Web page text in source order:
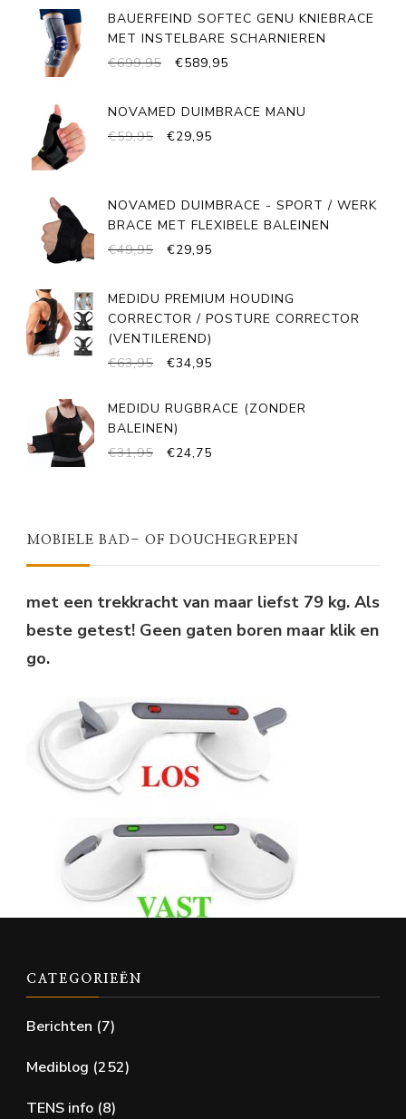
BAUERFEIND SOFTEC GENU KNIEBRACE
MET INSTELBARE SCHARNIEREN
€699,95
OORSPRONKELIJKE
€699,95.
€589,95
€589,95.
NOVAMED DUIMBRACE MANU
€59,95
OORSPRONKELIJKE
€29,95
NOVAMED DUIMBRACE - SPORT / WERK
BRACE MET FLEXIBELE BALEINEN
€49,95
OORSPRONKELIJKE
€49,95.
€29,95
€29,95.
MEDIDU PREMIUM HOUDING
CORRECTOR / POSTURE CORRECTOR
(VENTILEREND)
€63,95
OORSPRONKELIJKE
WAS:
€63,95.
€34,95
IS:
MEDIDU RUGBRACE (ZONDER
BALEINEN)
€31,95
OORSPRONKELIJKE
€24,75
MOBIELE BAD- OF DOUCHEGREPEN
met een trekkracht van maar liefst 79 kg. Als
beste getest! Geen gaten boren maar klik en
go.
CATEGORIEËN
Berichten (7)
Mediblog (252)
TENS info (8)